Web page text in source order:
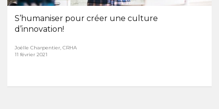
S’humaniser pour créer une culture
d’innovation!
Joëlle Charpentier, CRHA
11 février 2021